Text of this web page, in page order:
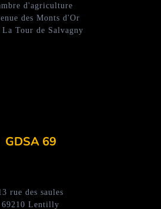
d'agriculture
des Monts d'Or
La Tour de Salvagny
GDSA 69
rue des saules
69210 Lentilly